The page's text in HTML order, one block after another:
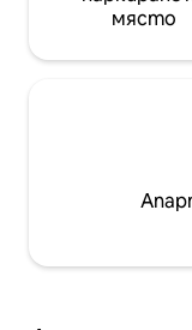
място